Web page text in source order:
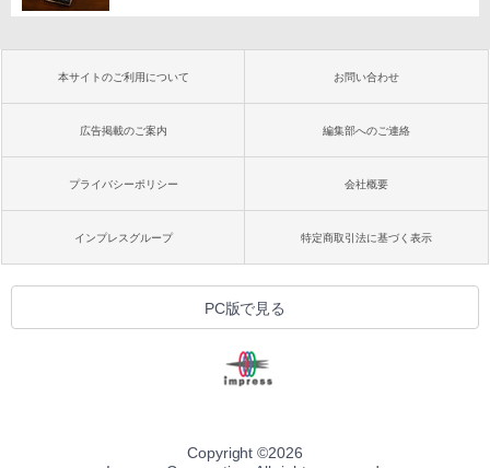
本サイトのご利用について お問い合わせ
広告掲載のご案内 編集部へのご連絡
プライバシーポリシー 会社概要
インプレスグループ 特定商取引法に基づく表示
PC版で見る
Copyright ©2026